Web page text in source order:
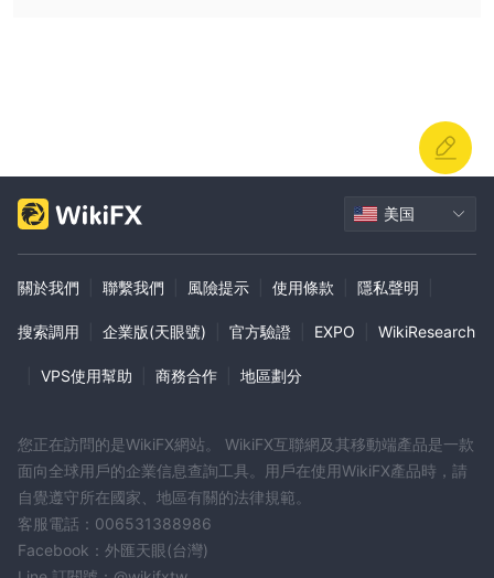
美国
關於我們 聯繫我們 風險提示 使用條款 隱私聲明
搜索調用 企業版(天眼號) 官方驗證 EXPO WikiResearch
VPS使用幫助 商務合作 地區劃分
您正在訪問的是WikiFX網站。 WikiFX互聯網及其移動端產品是一款
面向全球用戶的企業信息查詢工具。用戶在使用WikiFX產品時，請
自覺遵守所在國家、地區有關的法律規範。
客服電話：006531388986
Facebook：外匯天眼(台灣)